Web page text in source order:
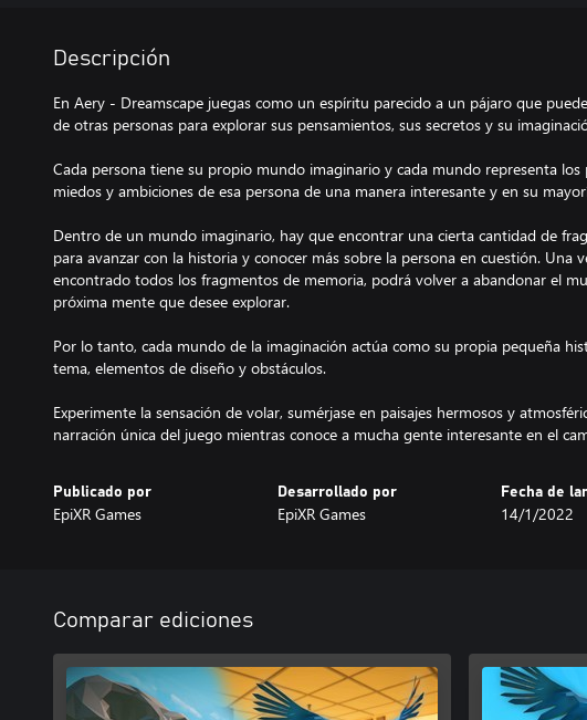
Descripción
En Aery - Dreamscape juegas como un espíritu parecido a un pájaro que
de otras personas para explorar sus pensamientos, sus secretos y su
Cada persona tiene su propio mundo imaginario y cada mundo representa los
miedos y ambiciones de esa persona de una manera interesante y en su
Dentro de un mundo imaginario, hay que encontrar una cierta cantidad de
para avanzar con la historia y conocer más sobre la persona en cuestión. Una
encontrado todos los fragmentos de memoria, podrá volver a abandonar el
próxima mente que desee explorar.
Por lo tanto, cada mundo de la imaginación actúa como su propia pequeña
tema, elementos de diseño y obstáculos.
Experimente la sensación de volar, sumérjase en paisajes hermosos y
narración única del juego mientras conoce a mucha gente interesante en el
Publicado por
EpiXR Games
Desarrollado por
EpiXR Games
Fecha de
14/1/2022
Comparar ediciones